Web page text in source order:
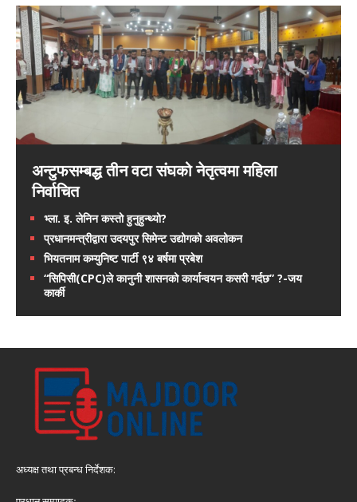
अन्टुफसम्बद्ध तीन वटा संघको नेतृत्वमा महिला
निर्वाचित
भ्ला. इ. लेनिन कस्तो हुनुहुन्थ्यो?
प्रधानमन्त्रीद्वारा उदयपुर सिमेन्ट उद्योगको अवलोकन
भियतनाम कम्युनिष्ट पार्टी ९४ बर्षमा प्रबेश
“सिपिसी(CPC)ले कानुनी शासनको कार्यान्वयन कसरी गर्दछ” ?-जय
कार्की
अध्यक्ष तथा प्रबन्ध निर्देशक: